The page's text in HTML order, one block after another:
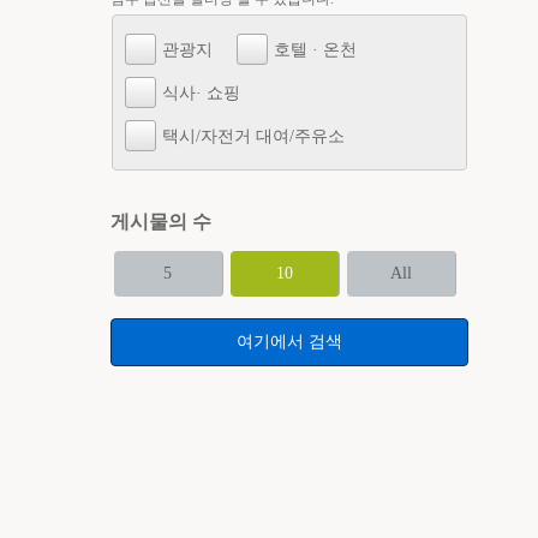
관광지 호텔 · 온천
식사· 쇼핑
택시/자전거 대여/주유소
게시물의 수
5 10 All